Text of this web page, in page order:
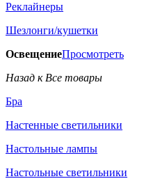
Реклайнеры
Шезлонги/кушетки
ОсвещениеПросмотреть
Назад к Все товары
Бра
Настенные светильники
Настольные лампы
Настольные светильники